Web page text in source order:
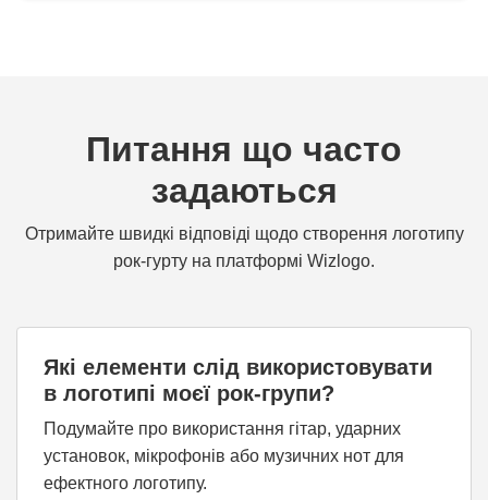
Питання що часто
задаються
Отримайте швидкі відповіді щодо створення логотипу
рок-гурту на платформі Wizlogo.
Які елементи слід використовувати
в логотипі моєї рок-групи?
Подумайте про використання гітар, ударних
установок, мікрофонів або музичних нот для
ефектного логотипу.